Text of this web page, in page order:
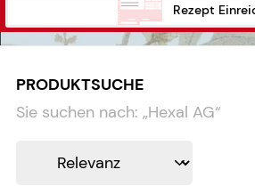
Rezept
PRODUKTSUCHE
Sie suchen nach: „Hexal AG“